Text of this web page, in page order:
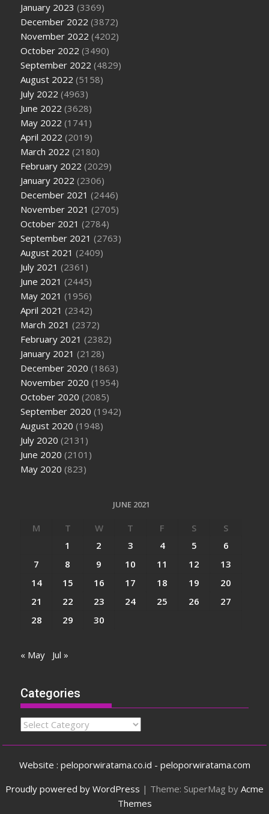
January 2023 (3369)
December 2022 (3872)
November 2022 (4202)
October 2022 (3490)
September 2022 (4829)
August 2022 (5158)
July 2022 (4963)
June 2022 (3628)
May 2022 (1741)
April 2022 (2019)
March 2022 (2180)
February 2022 (2029)
January 2022 (2306)
December 2021 (2446)
November 2021 (2705)
October 2021 (2784)
September 2021 (2763)
August 2021 (2409)
July 2021 (2361)
June 2021 (2445)
May 2021 (1956)
April 2021 (2342)
March 2021 (2372)
February 2021 (2382)
January 2021 (2128)
December 2020 (1863)
November 2020 (1954)
October 2020 (2085)
September 2020 (1942)
August 2020 (1948)
July 2020 (2131)
June 2020 (2101)
May 2020 (823)
JUNE 2021
M T W T F S
S
1
2 3 4 5
6
7
8 9 10 11 12
13
14
15 16 17 18 19
20
21
22 23 24 25 26
27
28
29 30
« May Jul »
Categories
Categories
Website : peloporwiratama.co.id - peloporwiratama.com
Proudly powered by WordPress | Theme: SuperMag by Acme
Themes